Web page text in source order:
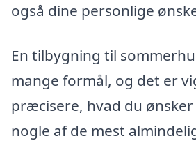
også dine personlige
En tilbygning til
mange formål, og det er
præcisere, hvad du
nogle af de mest